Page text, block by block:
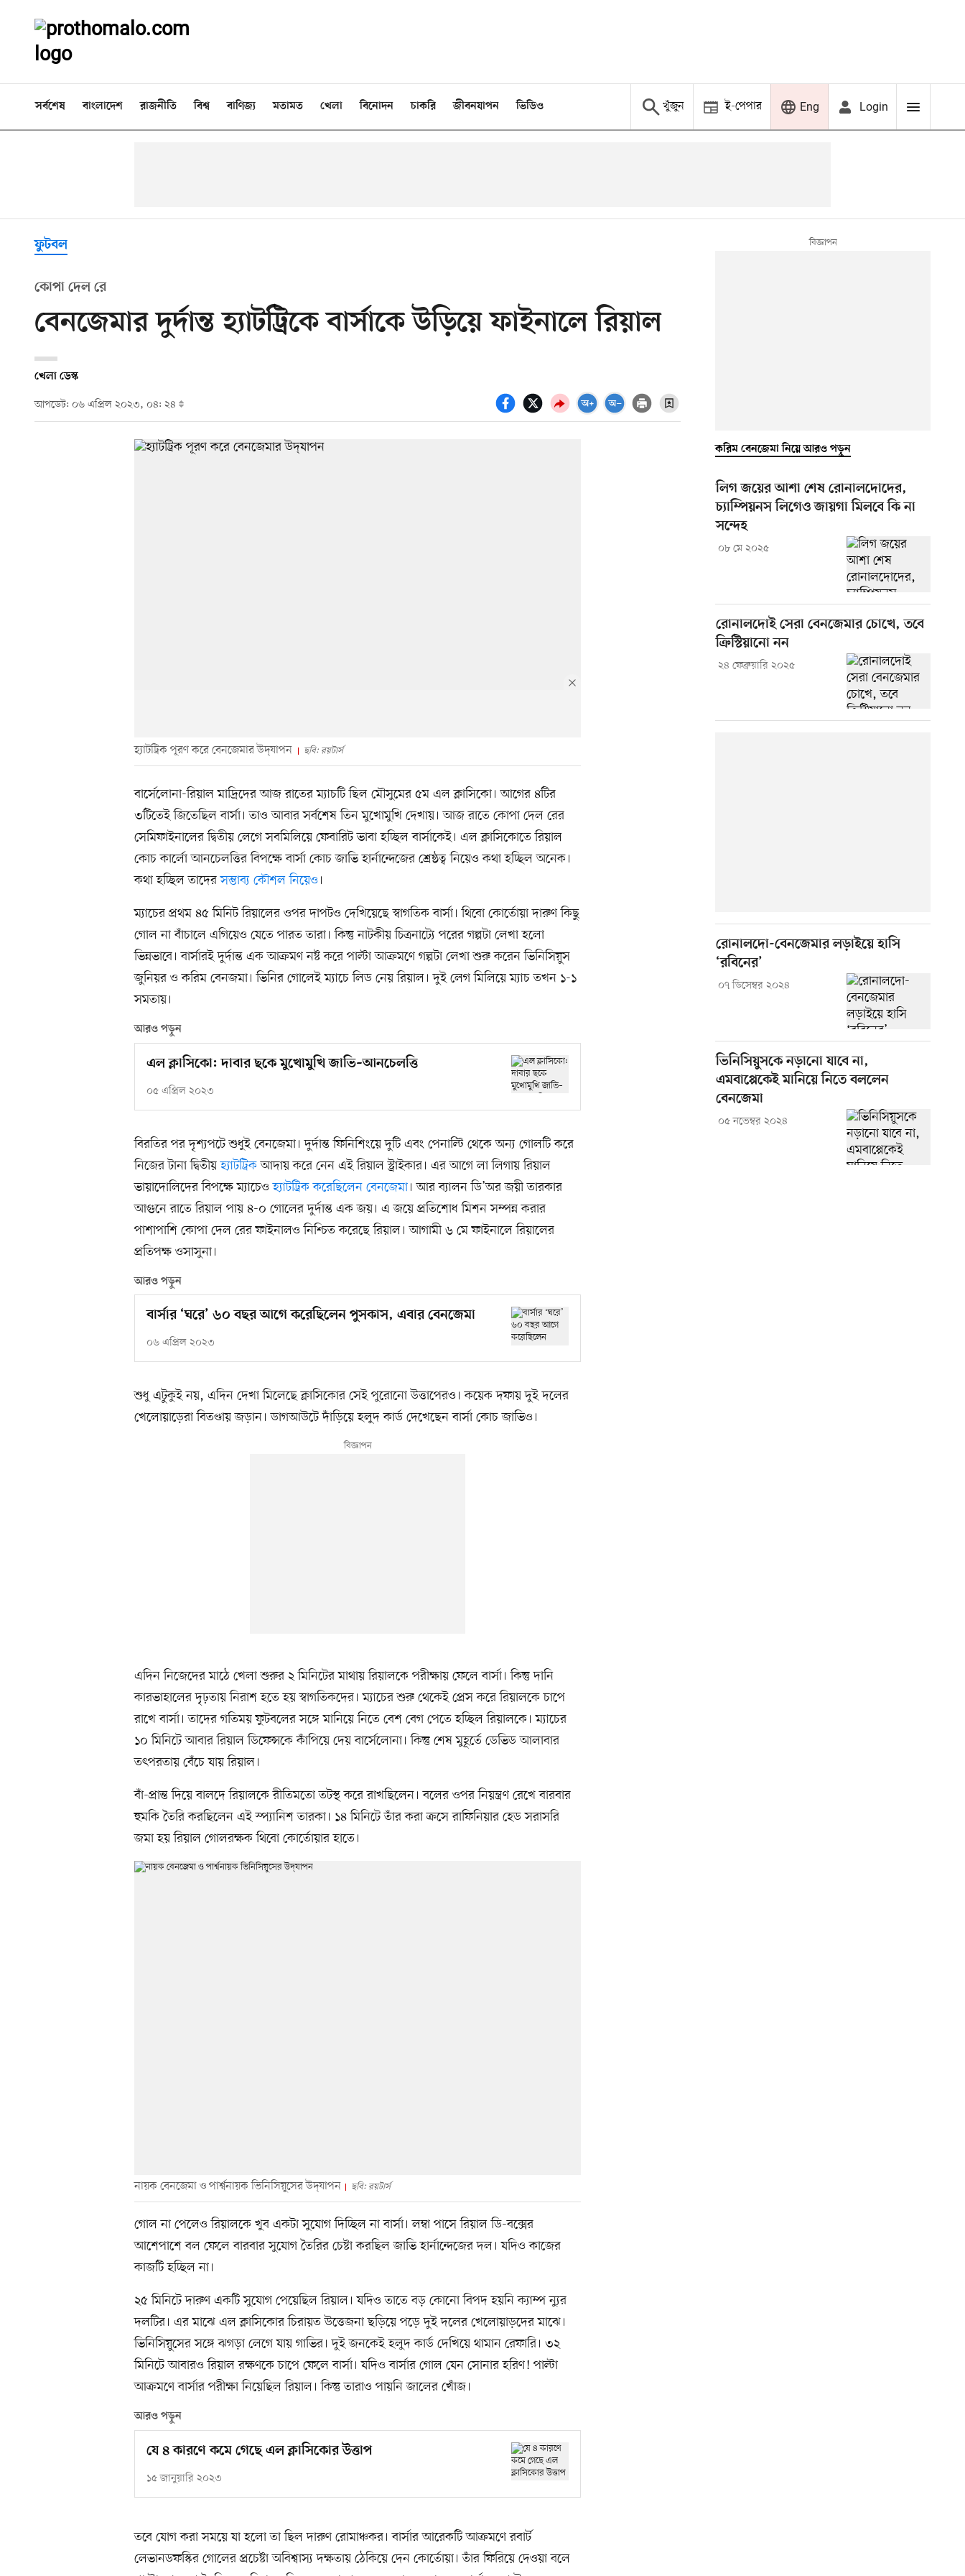
সর্বশেষ বাংলাদেশ রাজনীতি বিশ্ব বাণিজ্য মতামত খেলা বিনোদন চাকরি জীবনযাপন ভিডিও খুঁজুন ই-পেপার Eng Login
ফুটবল
কোপা দেল রে
বেনজেমার দুর্দান্ত হ্যাটট্রিকে বার্সাকে উড়িয়ে ফাইনালে রিয়াল
খেলা ডেস্ক
আপডেট: ০৬ এপ্রিল ২০২৩, ০৪: ২৪
হ্যাটট্রিক পূরণ করে বেনজেমার উদ্‌যাপন ছবি: রয়টার্স
বার্সেলোনা-রিয়াল মাদ্রিদের আজ রাতের ম্যাচটি ছিল মৌসুমের ৫ম এল ক্লাসিকো। আগের ৪টির
৩টিতেই জিতেছিল বার্সা। তাও আবার সর্বশেষ তিন মুখোমুখি দেখায়। আজ রাতে কোপা দেল রের
সেমিফাইনালের দ্বিতীয় লেগে সবমিলিয়ে ফেবারিট ভাবা হচ্ছিল বার্সাকেই। এল ক্লাসিকোতে রিয়াল
কোচ কার্লো আনচেলত্তির বিপক্ষে বার্সা কোচ জাভি হার্নান্দেজের শ্রেষ্ঠত্ব নিয়েও কথা হচ্ছিল অনেক।
কথা হচ্ছিল তাদেরসম্ভাব্য কৌশল নিয়েও।
ম্যাচের প্রথম ৪৫ মিনিট রিয়ালের ওপর দাপটও দেখিয়েছে স্বাগতিক বার্সা। থিবো কোর্তোয়া দারুণ কিছু
গোল না বাঁচালে এগিয়েও যেতে পারত তারা। কিন্তু নাটকীয় চিত্রনাট্যে পরের গল্পটা লেখা হলো
ভিন্নভাবে। বার্সারই দুর্দান্ত এক আক্রমণ নষ্ট করে পাল্টা আক্রমণে গল্পটা লেখা শুরু করেন ভিনিসিয়ুস
জুনিয়র ও করিম বেনজমা। ভিনির গোলেই ম্যাচে লিড নেয় রিয়াল। দুই লেগ মিলিয়ে ম্যাচ তখন ১-১
সমতায়।
আরও পড়ুন
এল ক্লাসিকো: দাবার ছকে মুখোমুখি জাভি–আনচেলত্তি
০৫ এপ্রিল ২০২৩
বিরতির পর দৃশ্যপটে শুধুই বেনজেমা। দুর্দান্ত ফিনিশিংয়ে দুটি এবং পেনাল্টি থেকে অন্য গোলটি করে
নিজের টানা দ্বিতীয়হ্যাটট্রিকআদায় করে নেন এই রিয়াল স্ট্রাইকার। এর আগে লা লিগায় রিয়াল
ভায়াদোলিদের বিপক্ষে ম্যাচেওহ্যাটট্রিক করেছিলেন বেনজেমা। আর ব্যালন ডি’অর জয়ী তারকার
আগুনে রাতে রিয়াল পায় ৪-০ গোলের দুর্দান্ত এক জয়। এ জয়ে প্রতিশোধ মিশন সম্পন্ন করার
পাশাপাশি কোপা দেল রের ফাইনালও নিশ্চিত করেছে রিয়াল। আগামী ৬ মে ফাইনালে রিয়ালের
প্রতিপক্ষ ওসাসুনা।
আরও পড়ুন
বার্সার ‘ঘরে’ ৬০ বছর আগে করেছিলেন পুসকাস, এবার বেনজেমা
০৬ এপ্রিল ২০২৩
শুধু এটুকুই নয়, এদিন দেখা মিলেছে ক্লাসিকোর সেই পুরোনো উত্তাপেরও। কয়েক দফায় দুই দলের
খেলোয়াড়েরা বিতণ্ডায় জড়ান। ডাগআউটে দাঁড়িয়ে হলুদ কার্ড দেখেছেন বার্সা কোচ জাভিও।
এদিন নিজেদের মাঠে খেলা শুরুর ২ মিনিটের মাথায় রিয়ালকে পরীক্ষায় ফেলে বার্সা। কিন্তু দানি
কারভাহালের দৃঢ়তায় নিরাশ হতে হয় স্বাগতিকদের। ম্যাচের শুরু থেকেই প্রেস করে রিয়ালকে চাপে
রাখে বার্সা। তাদের গতিময় ফুটবলের সঙ্গে মানিয়ে নিতে বেশ বেগ পেতে হচ্ছিল রিয়ালকে। ম্যাচের
১০ মিনিটে আবার রিয়াল ডিফেন্সকে কাঁপিয়ে দেয় বার্সেলোনা। কিন্তু শেষ মুহূর্তে ডেভিড আলাবার
তৎপরতায় বেঁচে যায় রিয়াল।
বাঁ-প্রান্ত দিয়ে বালদে রিয়ালকে রীতিমতো তটস্থ করে রাখছিলেন। বলের ওপর নিয়ন্ত্রণ রেখে বারবার
হুমকি তৈরি করছিলেন এই স্প্যানিশ তারকা। ১৪ মিনিটে তাঁর করা ক্রসে রাফিনিয়ার হেড সরাসরি
জমা হয় রিয়াল গোলরক্ষক থিবো কোর্তোয়ার হাতে।
নায়ক বেনজেমা ও পার্শ্বনায়ক ভিনিসিয়ুসের উদ্‌যাপন ছবি: রয়টার্স
গোল না পেলেও রিয়ালকে খুব একটা সুযোগ দিচ্ছিল না বার্সা। লম্বা পাসে রিয়াল ডি-বক্সের
আশেপাশে বল ফেলে বারবার সুযোগ তৈরির চেষ্টা করছিল জাভি হার্নান্দেজের দল। যদিও কাজের
কাজটি হচ্ছিল না।
২৫ মিনিটে দারুণ একটি সুযোগ পেয়েছিল রিয়াল। যদিও তাতে বড় কোনো বিপদ হয়নি ক্যাম্প ন্যুর
দলটির। এর মাঝে এল ক্লাসিকোর চিরায়ত উত্তেজনা ছড়িয়ে পড়ে দুই দলের খেলোয়াড়দের মাঝে।
ভিনিসিয়ুসের সঙ্গে ঝগড়া লেগে যায় গাভির। দুই জনকেই হলুদ কার্ড দেখিয়ে থামান রেফারি। ৩২
মিনিটে আবারও রিয়াল রক্ষণকে চাপে ফেলে বার্সা। যদিও বার্সার গোল যেন সোনার হরিণ! পাল্টা
আক্রমণে বার্সার পরীক্ষা নিয়েছিল রিয়াল। কিন্তু তারাও পায়নি জালের খোঁজ।
আরও পড়ুন
যে ৪ কারণে কমে গেছে এল ক্লাসিকোর উত্তাপ
১৫ জানুয়ারি ২০২৩
তবে যোগ করা সময়ে যা হলো তা ছিল দারুণ রোমাঞ্চকর। বার্সার আরেকটি আক্রমণে রবার্ট
লেভানডফস্কির গোলের প্রচেষ্টা অবিশ্বাস্য দক্ষতায় ঠেকিয়ে দেন কোর্তোয়া। তাঁর ফিরিয়ে দেওয়া বলে
করিম বেনজেমা নিয়ে আরও পড়ুন
লিগ জয়ের আশা শেষ রোনালদোদের,
চ্যাম্পিয়নস লিগেও জায়গা মিলবে কি না
সন্দেহ
০৮ মে ২০২৫
রোনালদোই সেরা বেনজেমার চোখে, তবে
ক্রিস্টিয়ানো নন
২৪ ফেব্রুয়ারি ২০২৫
রোনালদো-বেনজেমার লড়াইয়ে হাসি
‘রবিনের’
০৭ ডিসেম্বর ২০২৪
ভিনিসিয়ুসকে নড়ানো যাবে না,
এমবাপ্পেকেই মানিয়ে নিতে বললেন
বেনজেমা
০৫ নভেম্বর ২০২৪